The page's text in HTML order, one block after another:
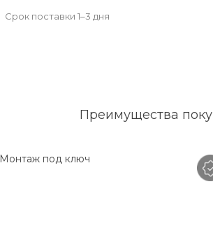
Срок поставки 1–3 дня
Преимущества
Монтаж под ключ